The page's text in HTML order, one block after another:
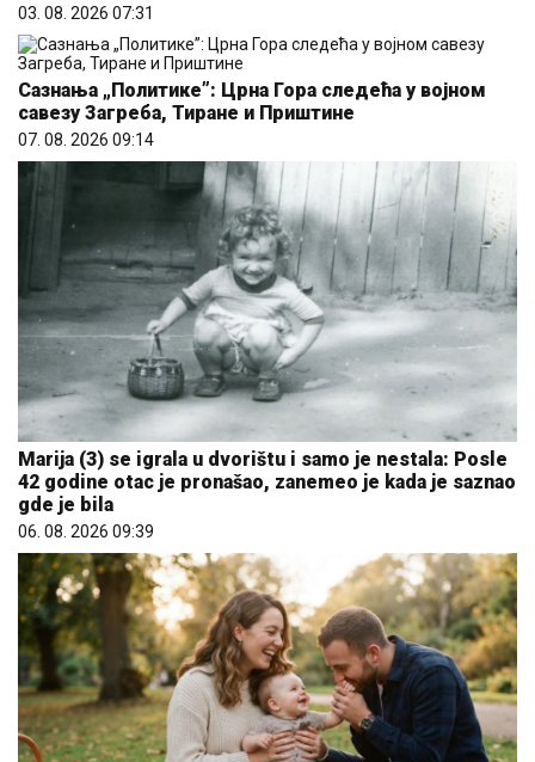
03. 08. 2026 07:31
Сазнања „Политике”: Црна Гора следећа у војном
савезу Загреба, Тиране и Приштине
07. 08. 2026 09:14
Marija (3) se igrala u dvorištu i samo je nestala: Posle
42 godine otac je pronašao, zanemeo je kada je saznao
gde je bila
06. 08. 2026 09:39